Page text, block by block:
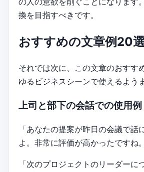
換を目指すべきです。
おすすめの文章例20選
それでは次に、この文章のおすす
ゆるビジネスシーンで使えるよう
上司と部下の会話での使用例
「あなたの提案が昨日の会議で話
よ。非常に評価が高かったですね
「次のプロジェクトのリーダーに